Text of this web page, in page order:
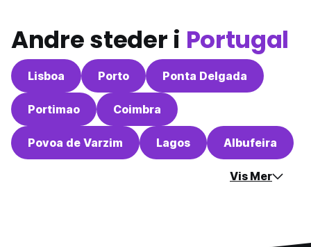
Andre steder i Portugal
Lisboa Porto Ponta Delgada
Portimao Coimbra
Povoa de Varzim Lagos Albufeira
Vis Mer